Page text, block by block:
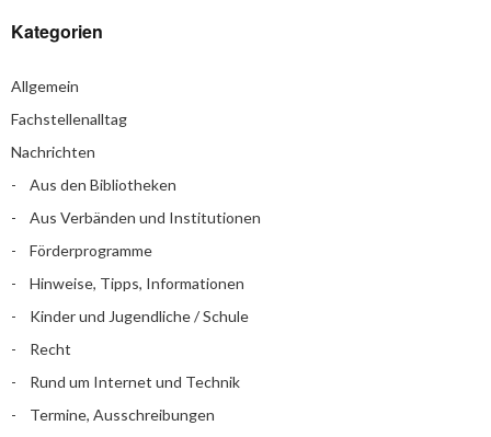
Kategorien
Allgemein
Fachstellenalltag
Nachrichten
Aus den Bibliotheken
Aus Verbänden und Institutionen
Förderprogramme
Hinweise, Tipps, Informationen
Kinder und Jugendliche / Schule
Recht
Rund um Internet und Technik
Termine, Ausschreibungen